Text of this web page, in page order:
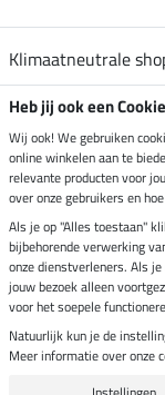
elkaar in
Klimaatneutrale
Verzending per
Veilig betalen met
Heb jij ook een
Wij ook! We gebruiken
online winkelen aan te
relevante producten voor
over onze gebruikers en
Als je op "Alles toestaan"
bijbehorende verwerking
onze dienstverleners. Als
jouw bezoek alleen
voor het soepele
Natuurlijk kun je de
Meer informatie over onze